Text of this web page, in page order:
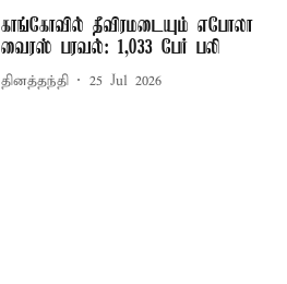
காங்கோவில் தீவிரமடையும் எபோலா
வைரஸ் பரவல்: 1,033 பேர் பலி
தினத்தந்தி 25 Jul 2026